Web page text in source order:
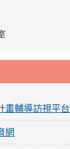
畫輔導訪視平台
網